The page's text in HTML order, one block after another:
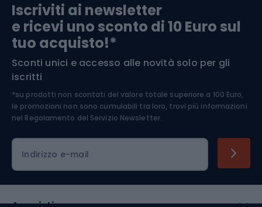
Arrampicata
Medicina dello sport
Abbigliamento ciclistico
Iscriviti ai newsletter
e ricevi uno sconto di 10 Euro sul
tuo acquisto!*
Sconti unici e accesso alle novità solo per gli
iscritti
*su prodotti non scontati del valore totale superiore a 100 Euro,
le promozioni non sono cumulabili tra loro, trovi più informazioni
nel Regolamento del Servizio Newsletter.
Indirizzo e-mail